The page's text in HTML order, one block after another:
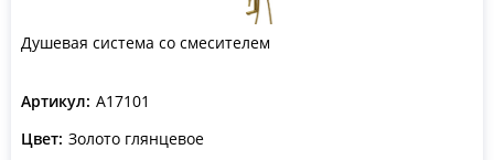
Душевая система со смесителем
Артикул: A17101
Цвет: Золото глянцевое